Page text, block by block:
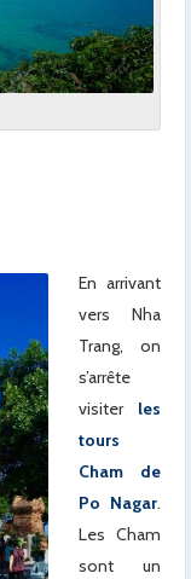
En arrivant
vers Nha
Trang, on
s’arrête
visiter les
tours
Cham de
Po Nagar.
Les Cham
sont un